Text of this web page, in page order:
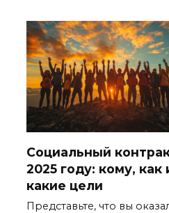
Социальный
2025 году: кому, как
какие цели
Представьте, что вы